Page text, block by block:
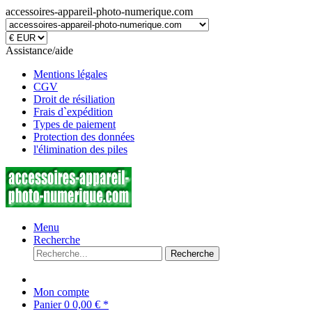
accessoires-appareil-photo-numerique.com
Assistance/aide
Mentions légales
CGV
Droit de résiliation
Frais d`expédition
Types de paiement
Protection des données
l'élimination des piles
Menu
Recherche
Recherche
Mon compte
Panier0 0,00 € *